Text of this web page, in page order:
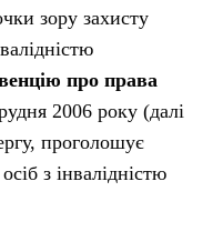
зору захисту
про права
2006 року (далі
проголошує
з інвалідністю